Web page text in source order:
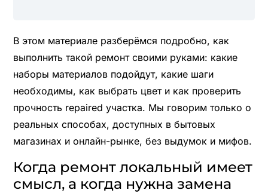
В этом материале разберёмся подробно, как
выполнить такой ремонт своими руками: какие
наборы материалов подойдут, какие шаги
необходимы, как выбрать цвет и как проверить
прочность repaired участка. Мы говорим только о
реальных способах, доступных в бытовых
магазинах и онлайн-рынке, без выдумок и мифов.
Когда ремонт локальный имеет
смысл, а когда нужна замена